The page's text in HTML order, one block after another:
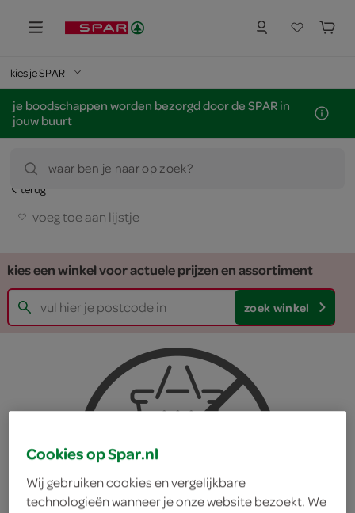
kies je SPAR
je boodschappen worden bezorgd door de SPAR in
jouw buurt
waar ben je naar op zoek?
terug
voeg toe aan lijstje
kies een winkel voor actuele prijzen en assortiment
zoek winkel
Cookies op Spar.nl
Wij gebruiken cookies en vergelijkbare
technologieën wanneer je onze website bezoekt. We